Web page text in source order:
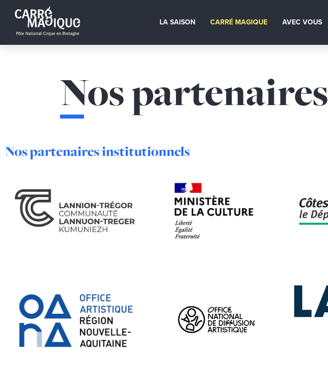
LA SAISON CARRÉ MAGIQUE AVEC VOUS
Nos partenaires
Nos partenaires institutionnels